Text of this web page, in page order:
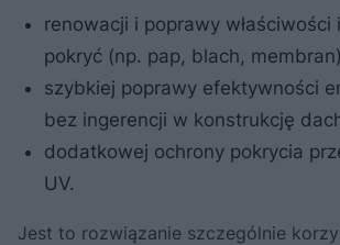
renowacji i poprawy właściwości
pokryć (np. pap, blach,
szybkiej poprawy efektywności
bez ingerencji w konstrukcję
dodatkowej ochrony pokrycia
UV.
Jest to rozwiązanie szczególnie